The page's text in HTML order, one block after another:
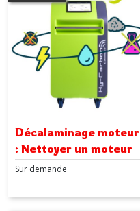
Décalaminage moteur
: Nettoyer un moteur
avec la stations de
FlexFuel
Sur demande